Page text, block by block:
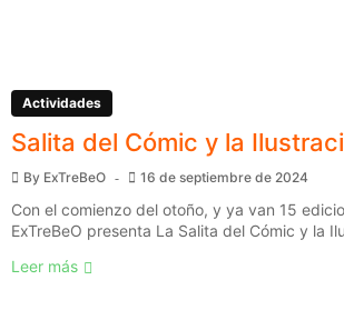
Actividades
Salita del Cómic y la
By ExTreBeO 16 de septiembre de 2024
Con el comienzo del otoño, y ya van 15
ExTreBeO presenta La Salita del Cómic y la
Leer más